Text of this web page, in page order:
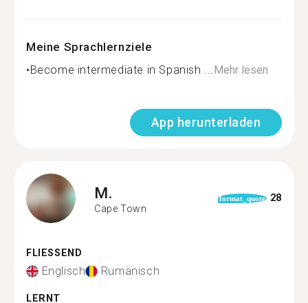
Meine Sprachlernziele
•Become intermediate in Spanish ... Mehr lesen
App herunterladen
M.
Cape Town
format_quote 28
FLIESSEND
Englisch Rumänisch
LERNT